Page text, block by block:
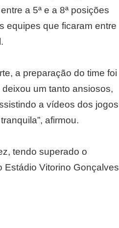
a 5ª e a 8ª posições
equipes que ficaram entre
a preparação do time foi
um tanto ansiosos,
a vídeos dos jogos
afirmou.
tendo superado o
Estádio Vitorino Gonçalves